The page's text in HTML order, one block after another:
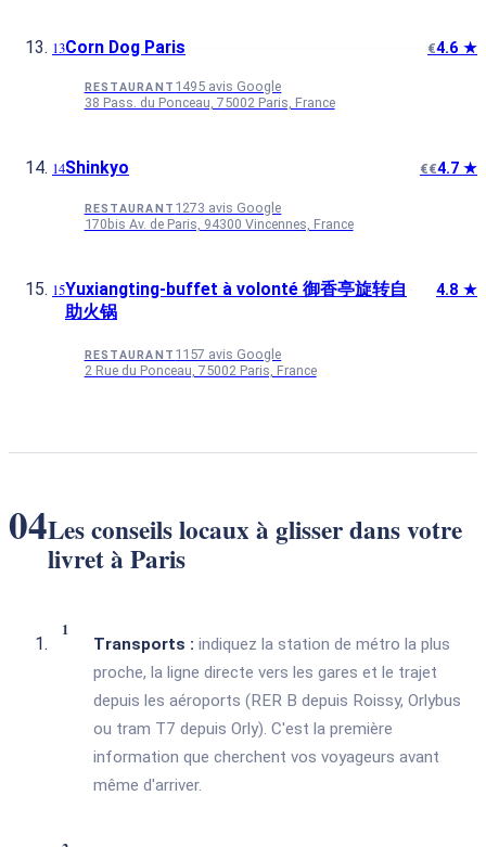
Corn Dog Paris €4.6 ★
RESTAURANT 1495 avis Google
38 Pass. du Ponceau, 75002 Paris, France
Shinkyo €€4.7 ★
RESTAURANT 1273 avis Google
170bis Av. de Paris, 94300 Vincennes, France
Yuxiangting-buffet à volonté 御香亭旋转自
助火锅
4.8 ★
RESTAURANT 1157 avis Google
2 Rue du Ponceau, 75002 Paris, France
04Les conseils locaux à glisser dans votre
livret à Paris
Transports :indiquez la station de métro la plus
proche, la ligne directe vers les gares et le trajet
depuis les aéroports (RER B depuis Roissy, Orlybus
ou tram T7 depuis Orly). C'est la première
information que cherchent vos voyageurs avant
même d'arriver.